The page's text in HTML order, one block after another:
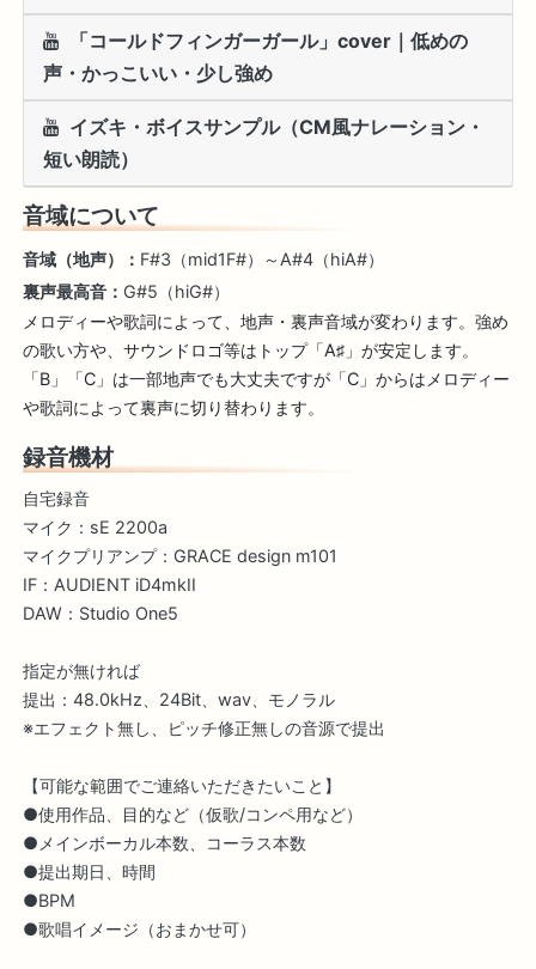
「コールドフィンガーガール」cover｜低めの
声・かっこいい・少し強め
イズキ・ボイスサンプル（CM風ナレーション・
短い朗読）
音域について
音域（地声）： F#3（mid1F#）～A#4（hiA#）
裏声最高音： G#5（hiG#）
メロディーや歌詞によって、地声・裏声音域が変わります。強め
の歌い方や、サウンドロゴ等はトップ「A♯」が安定します。
「B」「C」は一部地声でも大丈夫ですが「C」からはメロディー
や歌詞によって裏声に切り替わります。
録音機材
自宅録音
マイク：sE 2200a
マイクプリアンプ：GRACE design m101
IF：AUDIENT iD4mkII
DAW：Studio One5
指定が無ければ
提出：48.0kHz、24Bit、wav、モノラル
※エフェクト無し、ピッチ修正無しの音源で提出
【可能な範囲でご連絡いただきたいこと】
●使用作品、目的など（仮歌/コンペ用など）
●メインボーカル本数、コーラス本数
●提出期日、時間
●BPM
●歌唱イメージ（おまかせ可）